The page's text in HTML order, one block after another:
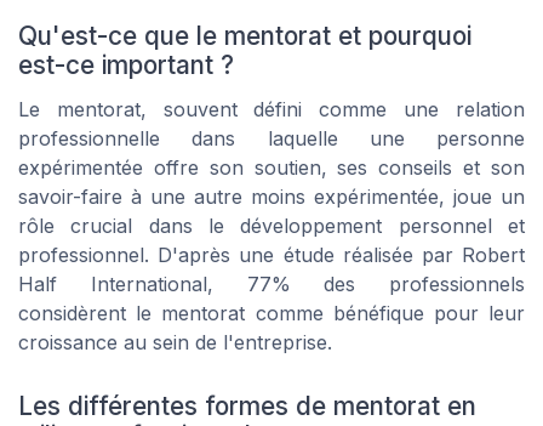
Qu'est-ce que le mentorat et pourquoi
est-ce important ?
Le mentorat, souvent défini comme une relation
professionnelle dans laquelle une personne
expérimentée offre son soutien, ses conseils et son
savoir-faire à une autre moins expérimentée, joue un
rôle crucial dans le développement personnel et
professionnel. D'après une étude réalisée par Robert
Half International, 77% des professionnels
considèrent le mentorat comme bénéfique pour leur
croissance au sein de l'entreprise.
Les différentes formes de mentorat en